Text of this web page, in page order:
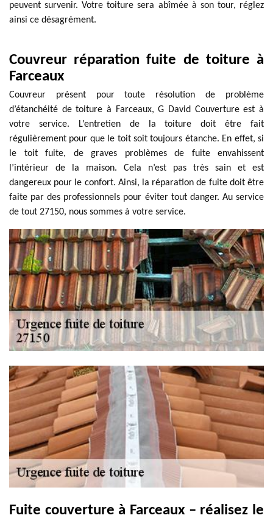
peuvent survenir. Votre toiture sera abîmée à son tour, réglez
ainsi ce désagrément.
Couvreur réparation fuite de toiture à
Farceaux
Couvreur présent pour toute résolution de problème
d’étanchéité de toiture à Farceaux, G David Couverture est à
votre service. L’entretien de la toiture doit être fait
régulièrement pour que le toit soit toujours étanche. En effet, si
le toit fuite, de graves problèmes de fuite envahissent
l’intérieur de la maison. Cela n’est pas très sain et est
dangereux pour le confort. Ainsi, la réparation de fuite doit être
faite par des professionnels pour éviter tout danger. Au service
de tout 27150, nous sommes à votre service.
Fuite couverture à Farceaux – réalisez le